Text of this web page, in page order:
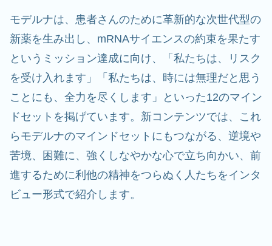
モデルナは、患者さんのために革新的な次世代型の
新薬を生み出し、mRNAサイエンスの約束を果たす
というミッション達成に向け、「私たちは、リスク
を受け入れます」「私たちは、時には無理だと思う
ことにも、全力を尽くします」といった12のマイン
ドセットを掲げています。新コンテンツでは、これ
らモデルナのマインドセットにもつながる、逆境や
苦境、困難に、強くしなやかな心で立ち向かい、前
進するために利他の精神をつらぬく人たちをインタ
ビュー形式で紹介します。